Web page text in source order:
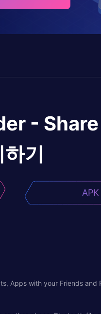
-
하기
APK
Apps with your Friends